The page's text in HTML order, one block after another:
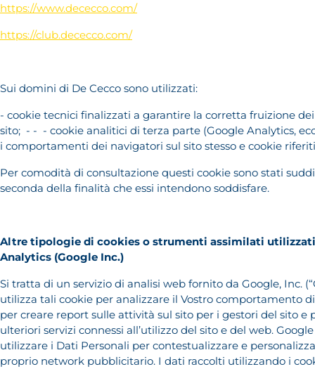
https://www.dececco.com/
https://club.dececco.com/
Sui domini di De Cecco sono utilizzati:
- cookie tecnici finalizzati a garantire la corretta fruizione
sito; - - - cookie analitici di terza parte (Google Analytics,
i comportamenti dei navigatori sul sito stesso e cookie
Per comodità di consultazione questi cookie sono stati
seconda della finalità che essi intendono soddisfare.
Altre tipologie di cookies o strumenti assimilati utilizzati
Analytics (Google Inc.)
Si tratta di un servizio di analisi web fornito da Google, Inc.
utilizza tali cookie per analizzare il Vostro comportamento
per creare report sulle attività sul sito per i gestori del sito e
ulteriori servizi connessi all’utilizzo del sito e del web.
utilizzare i Dati Personali per contestualizzare e
proprio network pubblicitario. I dati raccolti utilizzando i